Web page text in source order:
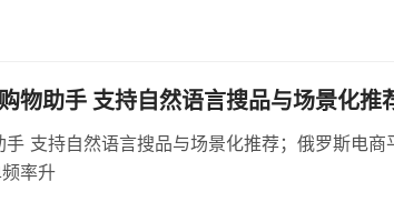
物助手 支持自然语言搜品与场景化推
支持自然语言搜品与场景化推荐；俄罗斯电商
率升